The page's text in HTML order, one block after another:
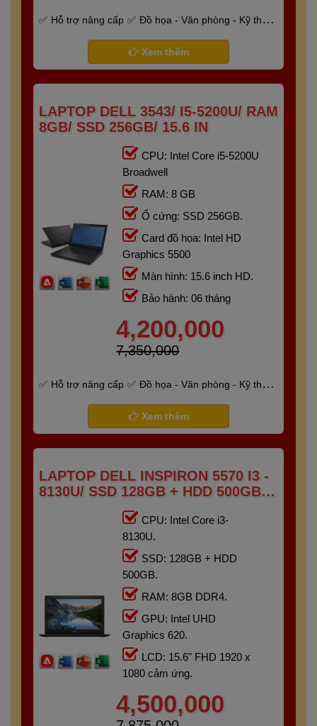
Hỗ trợ nâng cấp
Đồ họa - Văn phòng - Kỹ thuật
Bảo hành 6 tháng
Xem thêm
LAPTOP DELL 3543/ I5-5200U/ RAM
8GB/ SSD 256GB/ 15.6 IN
CPU: Intel Core i5-5200U
Broadwell
RAM: 8 GB
Ổ cứng: SSD 256GB.
Card đồ họa: Intel HD
Graphics 5500
Màn hình: 15.6 inch HD.
Bảo hành: 06 tháng
4,200,000
7,350,000
Hỗ trợ nâng cấp
Đồ họa - Văn phòng - Kỹ thuật
Bảo hành 6 tháng
Xem thêm
LAPTOP DELL INSPIRON 5570 I3 -
8130U/ SSD 128GB + HDD 500GB/
RAM 8GB/ 15.6" FHD TOUCH
CPU: Intel Core i3-
8130U.
SSD: 128GB + HDD
500GB.
RAM: 8GB DDR4.
GPU: Intel UHD
Graphics 620.
LCD: 15.6" FHD 1920 x
1080 cảm ứng.
4,500,000